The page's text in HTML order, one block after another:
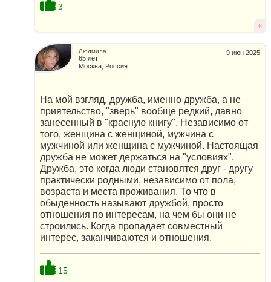
3
6
9 июн 2025
Людмила
65 лет
Москва, Россия
На мой взгляд, дружба, именно дружба, а не
приятельство, "зверь" вообще редкий, давно
занесенный в "красную книгу". Независимо от
того, женщина с женщиной, мужчина с
мужчиной или женщина с мужчиной. Настоящая
дружба не может держаться на "условиях".
Дружба, это когда люди становятся друг - другу
практически родными, независимо от пола,
возраста и места проживания. То что в
обыденность называют дружбой, просто
отношения по интересам, на чем бы они не
строились. Когда пропадает совместный
интерес, заканчиваются и отношения.
15